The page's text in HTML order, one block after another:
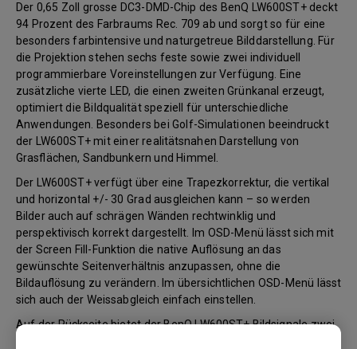
Der 0,65 Zoll grosse DC3-DMD-Chip des BenQ LW600ST+ deckt
94 Prozent des Farbraums Rec. 709 ab und sorgt so für eine
besonders farbintensive und naturgetreue Bilddarstellung. Für
die Projektion stehen sechs feste sowie zwei individuell
programmierbare Voreinstellungen zur Verfügung. Eine
zusätzliche vierte LED, die einen zweiten Grünkanal erzeugt,
optimiert die Bildqualität speziell für unterschiedliche
Anwendungen. Besonders bei Golf-Simulationen beeindruckt
der LW600ST+ mit einer realitätsnahen Darstellung von
Grasflächen, Sandbunkern und Himmel.
Der LW600ST+ verfügt über eine Trapezkorrektur, die vertikal
und horizontal +/- 30 Grad ausgleichen kann – so werden
Bilder auch auf schrägen Wänden rechtwinklig und
perspektivisch korrekt dargestellt. Im OSD-Menü lässt sich mit
der Screen Fill-Funktion die native Auflösung an das
gewünschte Seitenverhältnis anzupassen, ohne die
Bildauflösung zu verändern. Im übersichtlichen OSD-Menü lässt
sich auch der Weissabgleich einfach einstellen.
Auf der Rückseite bietet der BenQ LW600ST+ Bildsignale zwei